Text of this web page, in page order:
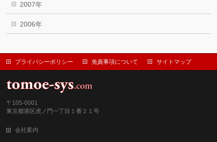
2007年
2006年
プライバシーポリシー 免責事項について サイトマップ
〒105-0001
東京都港区虎ノ門一丁目１番２１号
会社案内